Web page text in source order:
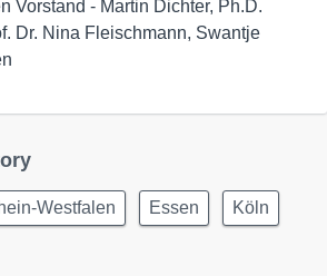
Vorstand - Martin Dichter, Ph.D.
Dr. Nina Fleischmann, Swantje
Westfalen Essen Köln